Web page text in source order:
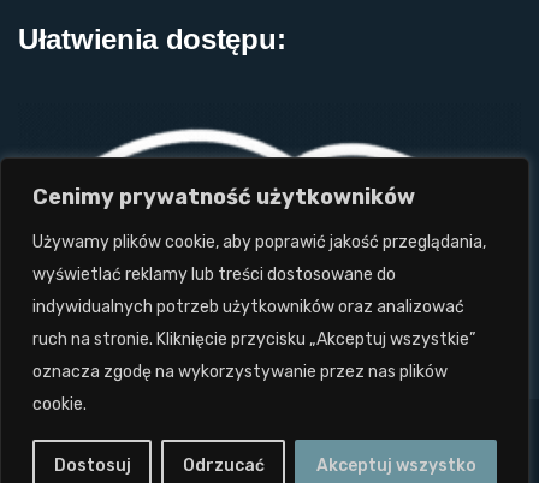
Cenimy prywatność użytkowników
Używamy plików cookie, aby poprawić jakość przeglądania,
wyświetlać reklamy lub treści dostosowane do
indywidualnych potrzeb użytkowników oraz analizować
ruch na stronie. Kliknięcie przycisku „Akceptuj wszystkie”
oznacza zgodę na wykorzystywanie przez nas plików
cookie.
Dostosuj Odrzucać Akceptuj wszystko
Ułatwienia dostępu:
Projekt i wykonanie: Twórcy Stron 2024tworcystron.pl.
Wszystkie prawa zastrzeżone. Zakaz kopiowania.